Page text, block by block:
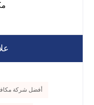
أفضل شركة